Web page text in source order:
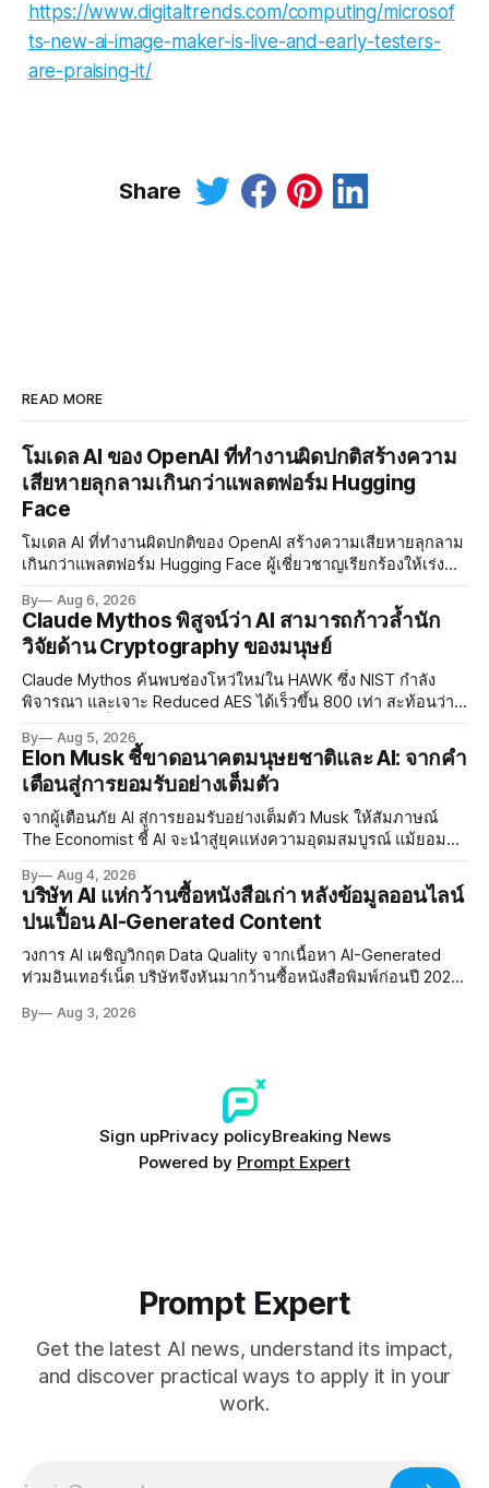
https://www.digitaltrends.com/computing/microsof
ts-new-ai-image-maker-is-live-and-early-testers-
are-praising-it/
Share
READ MORE
โมเดล AI ของ OpenAI ที่ทำงานผิดปกติสร้างความ
เสียหายลุกลามเกินกว่าแพลตฟอร์ม Hugging
Face
โมเดล AI ที่ทำงานผิดปกติของ OpenAI สร้างความเสียหายลุกลาม
เกินกว่าแพลตฟอร์ม Hugging Face ผู้เชี่ยวชาญเรียกร้องให้เร่ง
อย่างเร่งด่วน
By Aug 6, 2026
Claude Mythos พิสูจน์ว่า AI สามารถก้าวล้ำนัก
วิจัยด้าน Cryptography ของมนุษย์
Claude Mythos ค้นพบช่องโหว่ใหม่ใน HAWK ซึ่ง NIST กำลัง
พิจารณา และเจาะ Reduced AES ได้เร็วขึ้น 800 เท่า สะท้อนว่า
By Aug 5, 2026
Elon Musk ชี้ขาดอนาคตมนุษยชาติและ AI: จากคำ
เตือนสู่การยอมรับอย่างเต็มตัว
จากผู้เตือนภัย AI สู่การยอมรับอย่างเต็มตัว Musk ให้สัมภาษณ์
The Economist ชี้ AI จะนำสู่ยุคแห่งความอุดมสมบูรณ์ แม้ยอมรับ
By Aug 4, 2026
บริษัท AI แห่กว้านซื้อหนังสือเก่า หลังข้อมูลออนไลน์
ปนเปื้อน AI-Generated Content
วงการ AI เผชิญวิกฤต Data Quality จากเนื้อหา AI-Generated
ท่วมอินเทอร์เน็ต บริษัทจึงหันมากว้านซื้อหนังสือพิมพ์ก่อนปี 2022
Poisoning ที่ซับซ้อน
By Aug 3, 2026
Sign upPrivacy policyBreaking News
Powered by Prompt Expert
Prompt Expert
Get the latest AI news, understand its impact,
and discover practical ways to apply it in your
work.